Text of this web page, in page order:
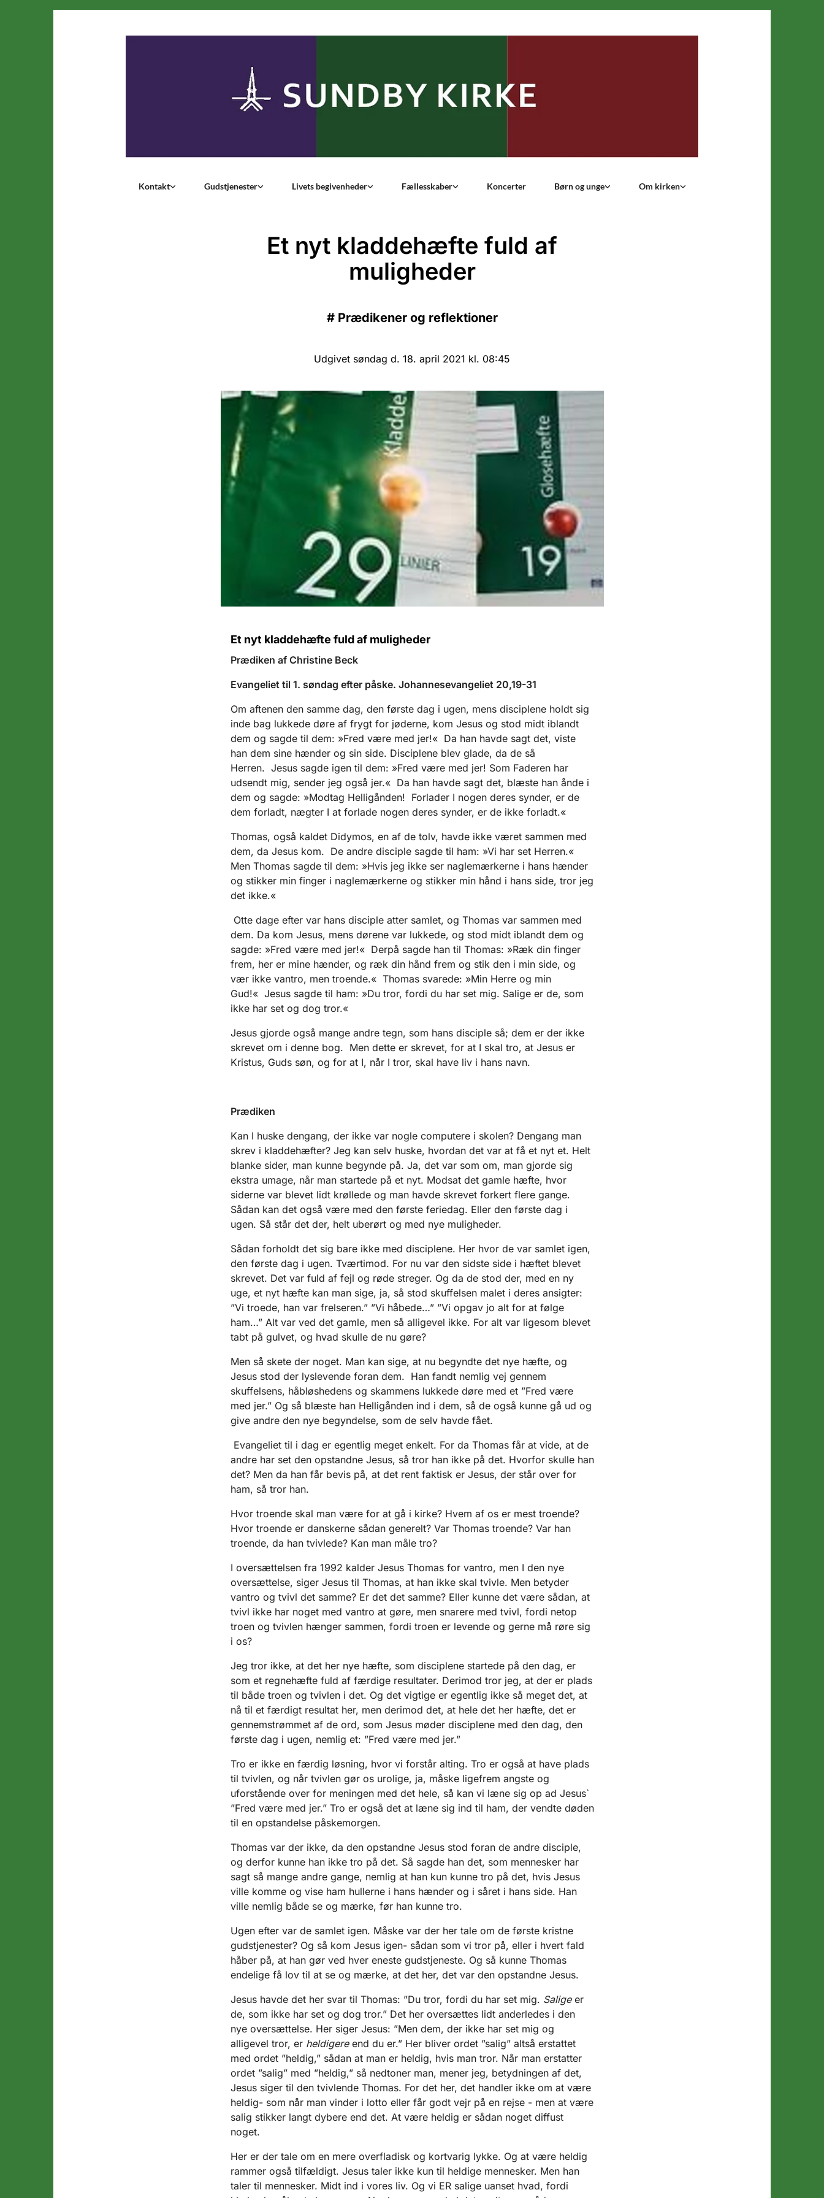
Kontakt Gudstjenester Livets begivenheder Fællesskaber Koncerter Børn og unge Om kirken
Et nyt kladdehæfte fuld af
muligheder
# Prædikener og reflektioner
Udgivet søndag d. 18. april 2021 kl. 08:45
Et nyt kladdehæfte fuld af muligheder
Prædiken af Christine Beck
Evangeliet til 1. søndag efter påske. Johannesevangeliet 20,19-31
Om aftenen den samme dag, den første dag i ugen, mens disciplene holdt sig
inde bag lukkede døre af frygt for jøderne, kom Jesus og stod midt iblandt
dem og sagde til dem: »Fred være med jer!« Da han havde sagt det, viste
han dem sine hænder og sin side. Disciplene blev glade, da de så
Herren. Jesus sagde igen til dem: »Fred være med jer! Som Faderen har
udsendt mig, sender jeg også jer.« Da han havde sagt det, blæste han ånde i
dem og sagde: »Modtag Helligånden! Forlader I nogen deres synder, er de
dem forladt, nægter I at forlade nogen deres synder, er de ikke forladt.«
Thomas, også kaldet Didymos, en af de tolv, havde ikke været sammen med
dem, da Jesus kom. De andre disciple sagde til ham: »Vi har set Herren.«
Men Thomas sagde til dem: »Hvis jeg ikke ser naglemærkerne i hans hænder
og stikker min finger i naglemærkerne og stikker min hånd i hans side, tror jeg
det ikke.«
Otte dage efter var hans disciple atter samlet, og Thomas var sammen med
dem. Da kom Jesus, mens dørene var lukkede, og stod midt iblandt dem og
sagde: »Fred være med jer!« Derpå sagde han til Thomas: »Ræk din finger
frem, her er mine hænder, og ræk din hånd frem og stik den i min side, og
vær ikke vantro, men troende.« Thomas svarede: »Min Herre og min
Gud!« Jesus sagde til ham: »Du tror, fordi du har set mig. Salige er de, som
ikke har set og dog tror.«
Jesus gjorde også mange andre tegn, som hans disciple så; dem er der ikke
skrevet om i denne bog. Men dette er skrevet, for at I skal tro, at Jesus er
Kristus, Guds søn, og for at I, når I tror, skal have liv i hans navn.
Prædiken
Kan I huske dengang, der ikke var nogle computere i skolen? Dengang man
skrev i kladdehæfter? Jeg kan selv huske, hvordan det var at få et nyt et. Helt
blanke sider, man kunne begynde på. Ja, det var som om, man gjorde sig
ekstra umage, når man startede på et nyt. Modsat det gamle hæfte, hvor
siderne var blevet lidt krøllede og man havde skrevet forkert flere gange.
Sådan kan det også være med den første feriedag. Eller den første dag i
ugen. Så står det der, helt uberørt og med nye muligheder.
Sådan forholdt det sig bare ikke med disciplene. Her hvor de var samlet igen,
den første dag i ugen. Tværtimod. For nu var den sidste side i hæftet blevet
skrevet. Det var fuld af fejl og røde streger. Og da de stod der, med en ny
uge, et nyt hæfte kan man sige, ja, så stod skuffelsen malet i deres ansigter:
”Vi troede, han var frelseren.” ”Vi håbede…” ”Vi opgav jo alt for at følge
ham…” Alt var ved det gamle, men så alligevel ikke. For alt var ligesom blevet
tabt på gulvet, og hvad skulle de nu gøre?
Men så skete der noget. Man kan sige, at nu begyndte det nye hæfte, og
Jesus stod der lyslevende foran dem. Han fandt nemlig vej gennem
skuffelsens, håbløshedens og skammens lukkede døre med et ”Fred være
med jer.” Og så blæste han Helligånden ind i dem, så de også kunne gå ud og
give andre den nye begyndelse, som de selv havde fået.
Evangeliet til i dag er egentlig meget enkelt. For da Thomas får at vide, at de
andre har set den opstandne Jesus, så tror han ikke på det. Hvorfor skulle han
det? Men da han får bevis på, at det rent faktisk er Jesus, der står over for
ham, så tror han.
Hvor troende skal man være for at gå i kirke? Hvem af os er mest troende?
Hvor troende er danskerne sådan generelt? Var Thomas troende? Var han
troende, da han tvivlede? Kan man måle tro?
I oversættelsen fra 1992 kalder Jesus Thomas for vantro, men I den nye
oversættelse, siger Jesus til Thomas, at han ikke skal tvivle. Men betyder
vantro og tvivl det samme? Er det det samme? Eller kunne det være sådan, at
tvivl ikke har noget med vantro at gøre, men snarere med tvivl, fordi netop
troen og tvivlen hænger sammen, fordi troen er levende og gerne må røre sig
i os?
Jeg tror ikke, at det her nye hæfte, som disciplene startede på den dag, er
som et regnehæfte fuld af færdige resultater. Derimod tror jeg, at der er plads
til både troen og tvivlen i det. Og det vigtige er egentlig ikke så meget det, at
nå til et færdigt resultat her, men derimod det, at hele det her hæfte, det er
gennemstrømmet af de ord, som Jesus møder disciplene med den dag, den
første dag i ugen, nemlig et: ”Fred være med jer.”
Tro er ikke en færdig løsning, hvor vi forstår alting. Tro er også at have plads
til tvivlen, og når tvivlen gør os urolige, ja, måske ligefrem angste og
uforstående over for meningen med det hele, så kan vi læne sig op ad Jesus`
”Fred være med jer.” Tro er også det at læne sig ind til ham, der vendte døden
til en opstandelse påskemorgen.
Thomas var der ikke, da den opstandne Jesus stod foran de andre disciple,
og derfor kunne han ikke tro på det. Så sagde han det, som mennesker har
sagt så mange andre gange, nemlig at han kun kunne tro på det, hvis Jesus
ville komme og vise ham hullerne i hans hænder og i såret i hans side. Han
ville nemlig både se og mærke, før han kunne tro.
Ugen efter var de samlet igen. Måske var der her tale om de første kristne
gudstjenester? Og så kom Jesus igen- sådan som vi tror på, eller i hvert fald
håber på, at han gør ved hver eneste gudstjeneste. Og så kunne Thomas
endelige få lov til at se og mærke, at det her, det var den opstandne Jesus.
Jesus havde det her svar til Thomas: ”Du tror, fordi du har set mig. Saligeer
de, som ikke har set og dog tror.” Det her oversættes lidt anderledes i den
nye oversættelse. Her siger Jesus: ”Men dem, der ikke har set mig og
alligevel tror, er heldigereend du er.” Her bliver ordet ”salig” altså erstattet
med ordet ”heldig,” sådan at man er heldig, hvis man tror. Når man erstatter
ordet ”salig” med ”heldig,” så nedtoner man, mener jeg, betydningen af det,
Jesus siger til den tvivlende Thomas. For det her, det handler ikke om at være
heldig- som når man vinder i lotto eller får godt vejr på en rejse - men at være
salig stikker langt dybere end det. At være heldig er sådan noget diffust
noget.
Her er der tale om en mere overfladisk og kortvarig lykke. Og at være heldig
rammer også tilfældigt. Jesus taler ikke kun til heldige mennesker. Men han
taler til mennesker. Midt ind i vores liv. Og vi ER salige uanset hvad, fordi